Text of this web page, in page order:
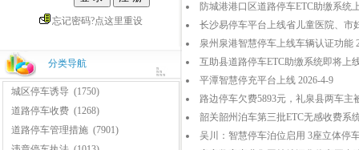
忘记密码?点这里重设
分类导航
城区停车诱导 (1750)
道路停车收费 (1268)
道路停车管理措施 (7901)
防城港港口区道路停车ETC助缴系统
长沙易停车平台上线省儿童医院、市
泉州泉港智慧停车上线车辆认证功能
互助县道路停车ETC助缴系统即将上
平潭智慧停充平台上线 2026-4-9
路边停车欠费5893元，礼泉县两车主
韶关韶州泊车第三批ETC无感收费系
吴川：智慧停车泊位启用 3座立体停